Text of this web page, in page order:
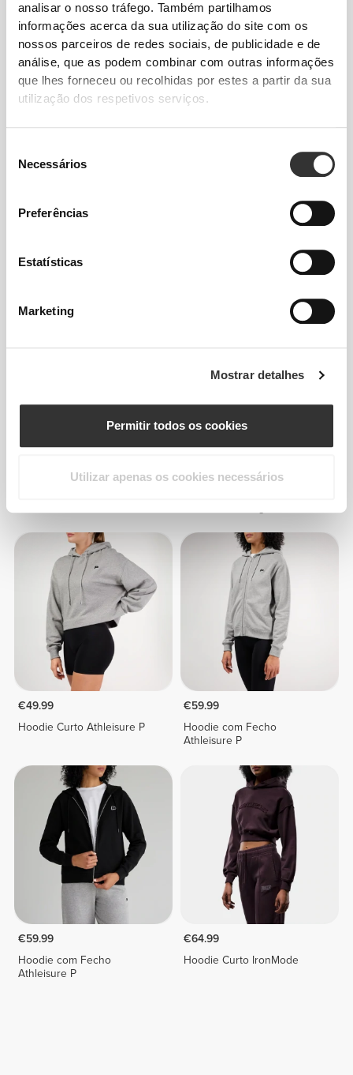
analisar o nosso tráfego. Também partilhamos
informações acerca da sua utilização do site com os
nossos parceiros de redes sociais, de publicidade e de
análise, que as podem combinar com outras informações
que lhes forneceu ou recolhidas por estes a partir da sua
utilização dos respetivos serviços.
Necessários
Preferências
Estatísticas
Marketing
Mostrar detalhes
Permitir todos os cookies
Utilizar apenas os cookies necessários
€64.99
Hoodie Curto IronMode
€49.99
Hoodie Curto Athleisure P
€34.99 €49.99
€49.99
Hoodie Curto Athleisure P
€59.99
Hoodie com Fecho
Athleisure P
€59.99
Hoodie com Fecho
Athleisure P
€64.99
Hoodie Curto IronMode